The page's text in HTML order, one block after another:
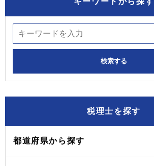
税理士を探す
都道府県から探す